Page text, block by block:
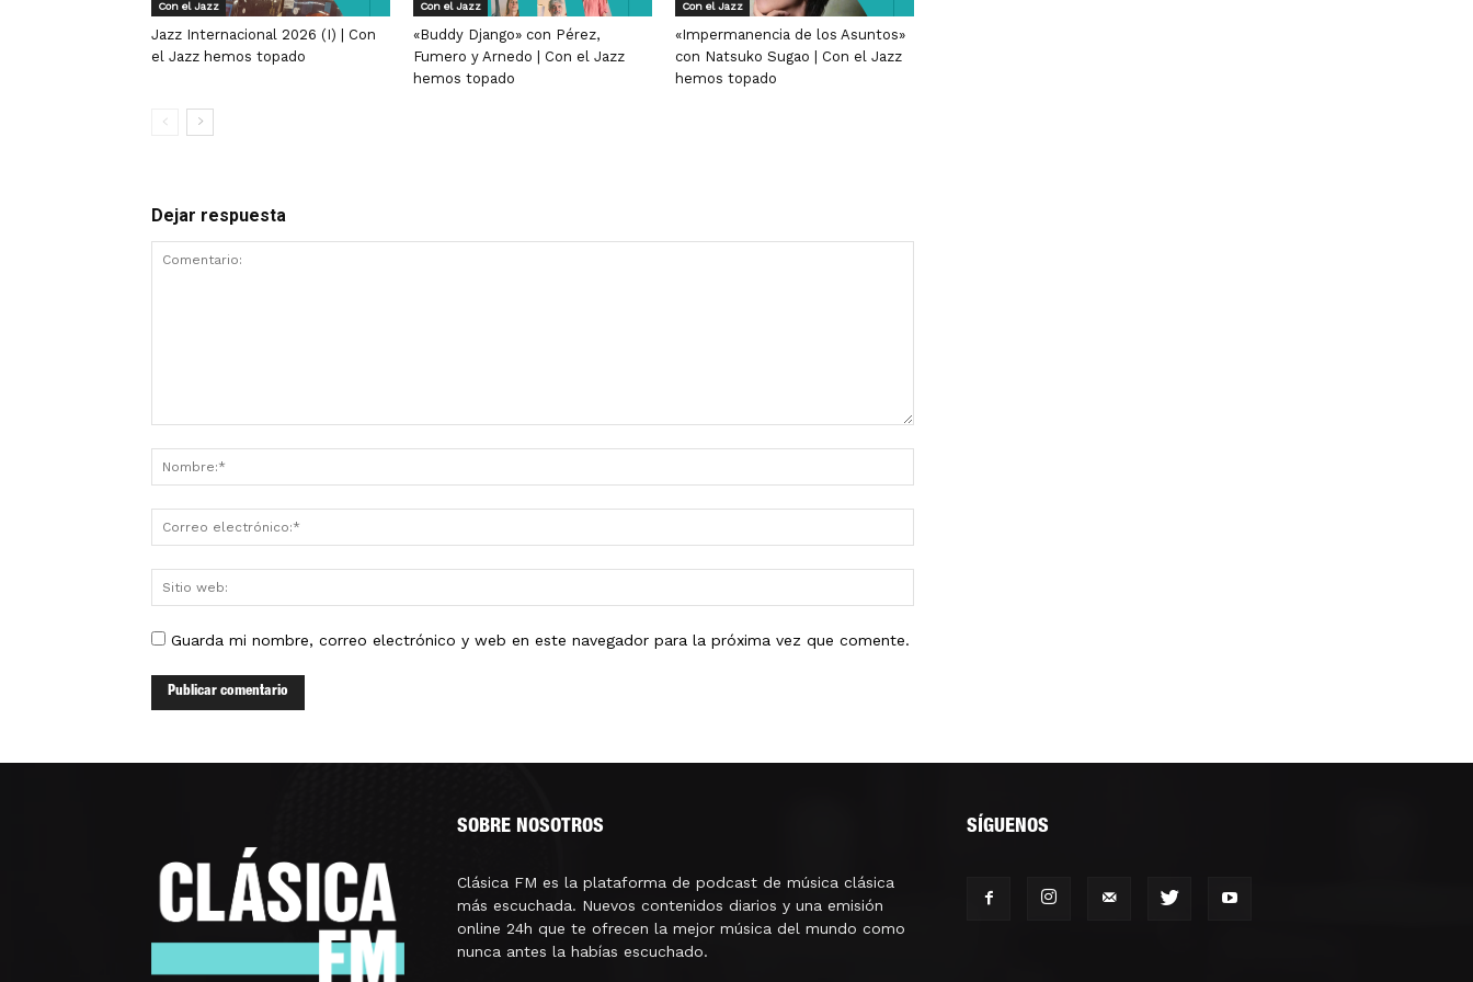
Con el Jazz
Jazz Internacional 2026 (I) | Con
el Jazz hemos topado
Con el Jazz
«Buddy Django» con Pérez,
Fumero y Arnedo | Con el Jazz
hemos topado
Con el Jazz
«Impermanencia de los Asuntos»
con Natsuko Sugao | Con el Jazz
hemos topado
Dejar respuesta
Guarda mi nombre, correo electrónico y web en este navegador para la próxima vez que comente.
SOBRE NOSOTROS
Clásica FM es la plataforma de podcast de música clásica
más escuchada. Nuevos contenidos diarios y una emisión
online 24h que te ofrecen la mejor música del mundo como
nunca antes la habías escuchado.
SÍGUENOS